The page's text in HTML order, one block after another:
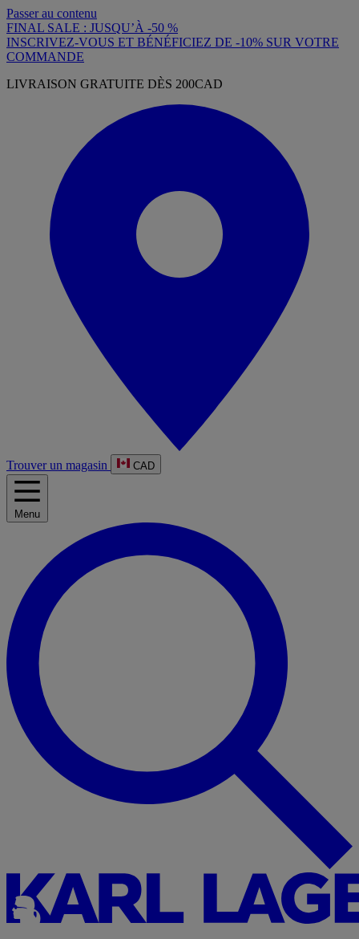
Passer au contenu
FINAL SALE : JUSQU’À -50 %
INSCRIVEZ-VOUS ET BÉNÉFICIEZ DE -10% SUR VOTRE
COMMANDE
LIVRAISON GRATUITE DÈS 200CAD
Trouver un magasin CAD
Menu